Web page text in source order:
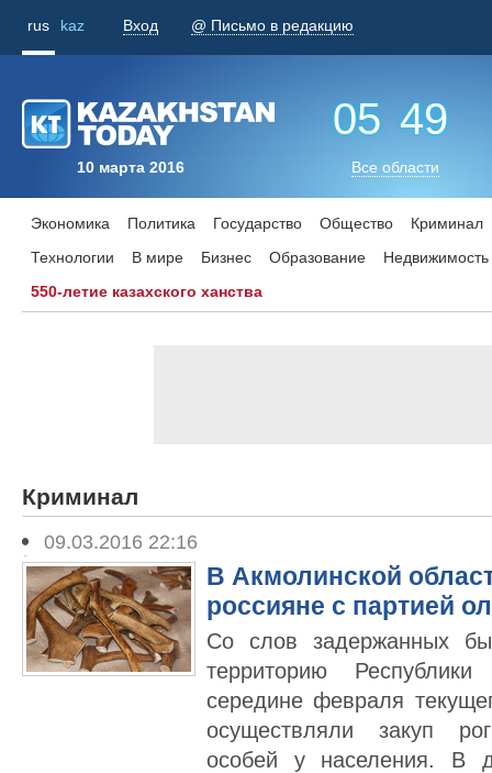
rus kaz Вход @ Письмо в редакцию
10 марта 2016
05 49
Все области
Экономика Политика Государство Общество
Криминал
Технологии
В мире Бизнес Образование
Недвижимость
550-летие казахского ханства
Криминал
09.03.2016 22:16
В Акмолинской
россияне с партией
Со слов задержанных
территорию
середине февраля
осуществляли закуп
особей у населения. В